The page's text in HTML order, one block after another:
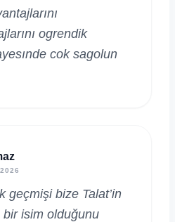
ogrendik
cok sagolun
geçmişi bize Talat’in
bir isim olduğunu